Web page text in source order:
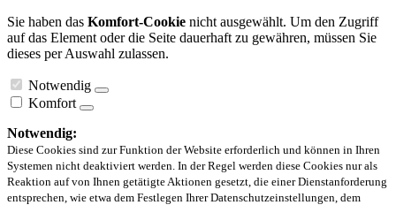
Sie haben das Komfort-Cookie nicht ausgewählt. Um den Zugriff
auf das Element oder die Seite dauerhaft zu gewähren, müssen Sie
dieses per Auswahl zulassen.
Notwendig
Komfort
Notwendig:
Diese Cookies sind zur Funktion der Website erforderlich und können in Ihren
Systemen nicht deaktiviert werden. In der Regel werden diese Cookies nur als
Reaktion auf von Ihnen getätigte Aktionen gesetzt, die einer Dienstanforderung
entsprechen, wie etwa dem Festlegen Ihrer Datenschutzeinstellungen, dem